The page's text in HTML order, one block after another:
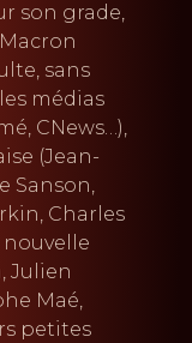
son grade,
sans
médias
CNews…),
(Jean-
Sanson,
Charles
Julien
Maé,
petites